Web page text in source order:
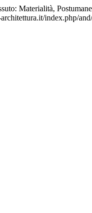
Materialità,
index.php/